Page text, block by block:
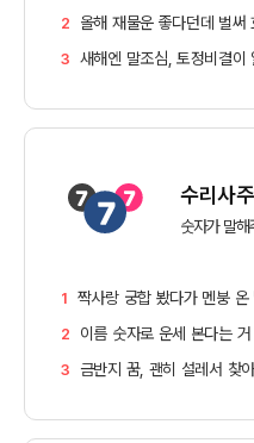
2 올해 재물운 좋다던데 벌써
3 새해엔 말조심, 토정비결이
수리사주
숫자가 말해
1 짝사랑 궁합 봤다가 멘붕 온
2 이름 숫자로 운세 본다는 거 처
3 금반지 꿈, 괜히 설레서 찾